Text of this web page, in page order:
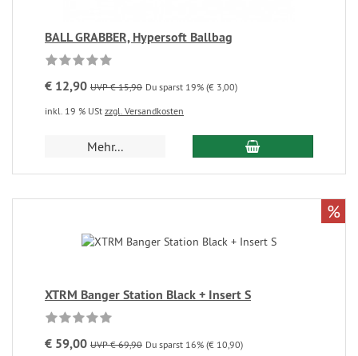
BALL GRABBER, Hypersoft Ballbag
€ 12,90 UVP € 15,90 Du sparst 19% (€ 3,00)
inkl. 19 % USt zzgl. Versandkosten
Mehr...
XTRM Banger Station Black + Insert S
€ 59,00 UVP € 69,90 Du sparst 16% (€ 10,90)
%